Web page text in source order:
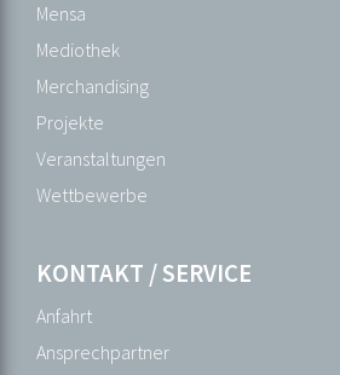
SCHULLEBEN
AGs
Außerunterrichtliche
Veranstaltungen
Ehemalige
Eltern
Mensa
Mediothek
Merchandising
Projekte
Veranstaltungen
Wettbewerbe
KONTAKT / SERVICE
Anfahrt
Ansprechpartner